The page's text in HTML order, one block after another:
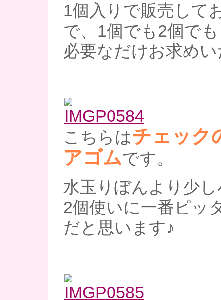
1個入りで販売して
で、1個でも2個でも
必要なだけお求め
こちらはチェック
アゴムです。
水玉りぼんより少
2個使いに一番ピッ
だと思います♪